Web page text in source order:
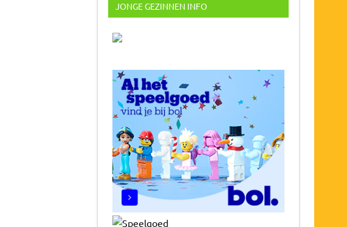
JONGE GEZINNEN INFO